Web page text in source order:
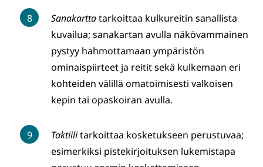
Sanakarttatarkoittaa kulkureitin sanallista
kuvailua; sanakartan avulla näkövammainen
pystyy hahmottamaan ympäristön
ominaispiirteet ja reitit sekä kulkemaan eri
kohteiden välillä omatoimisesti valkoisen
kepin tai opaskoiran avulla.
Taktiilitarkoittaa kosketukseen perustuvaa;
esimerkiksi pistekirjoituksen lukemistapa